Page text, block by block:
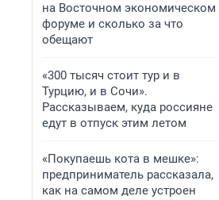
на Восточном экономическом
форуме и сколько за что
обещают
«300 тысяч стоит тур и в
Турцию, и в Сочи».
Рассказываем, куда россияне
едут в отпуск этим летом
«Покупаешь кота в мешке»:
предприниматель рассказала,
как на самом деле устроен